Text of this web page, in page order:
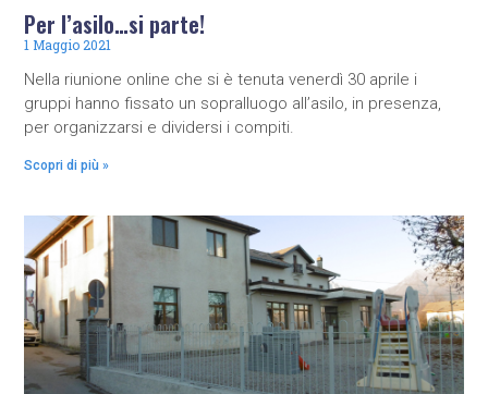
Per l’asilo…si parte!
1 Maggio 2021
Nella riunione online che si è tenuta venerdì 30 aprile i
gruppi hanno fissato un sopralluogo all’asilo, in presenza,
per organizzarsi e dividersi i compiti.
Scopri di più »